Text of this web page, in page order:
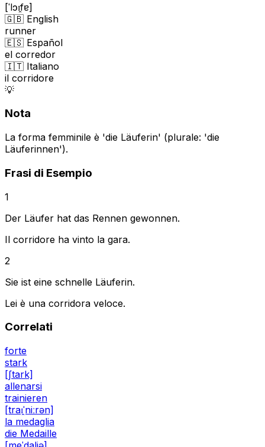
[ˈlɔɪ̯fɐ]
🇬🇧 English
runner
🇪🇸 Español
el corredor
🇮🇹 Italiano
il corridore
💡
Nota
La forma femminile è 'die Läuferin' (plurale: 'die
Läuferinnen').
Frasi di Esempio
1
Der Läufer hat das Rennen gewonnen.
Il corridore ha vinto la gara.
2
Sie ist eine schnelle Läuferin.
Lei è una corridora veloce.
Correlati
forte
stark
[ʃtark]
allenarsi
trainieren
[traɪ̯ˈniːrən]
la medaglia
die Medaille